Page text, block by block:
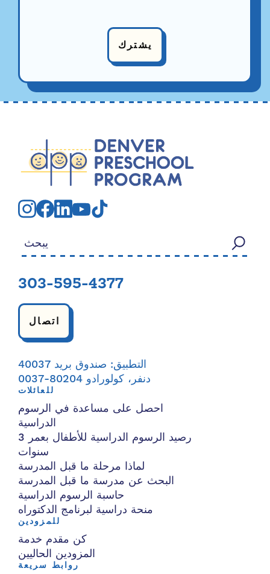
يشترك
303-595-4377
اتصال
التطبيق: صندوق بريد 40037
دنفر، كولورادو 80204-0037
للعائلات
احصل على مساعدة في الرسوم
الدراسية
رصيد الرسوم الدراسية للأطفال بعمر 3
سنوات
لماذا مرحلة ما قبل المدرسة
البحث عن مدرسة ما قبل المدرسة
حاسبة الرسوم الدراسية
منحة دراسية لبرنامج الدكتوراه
للمزودين
كن مقدم خدمة
المزودين الحاليين
روابط سريعة